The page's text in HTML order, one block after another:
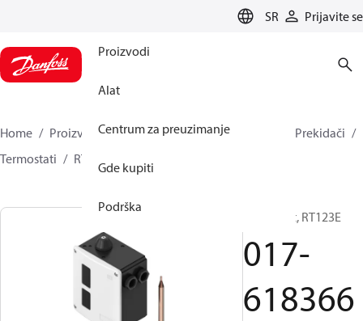
SR Prijavite se
Proizvodi
Alat
Centrum za preuzimanje
Gde kupiti
Podrška
Home Proizvodi Climate Solutions za hlađenje
Prekidači
Termostati
RT
Termostat, RT123E
017-
618366